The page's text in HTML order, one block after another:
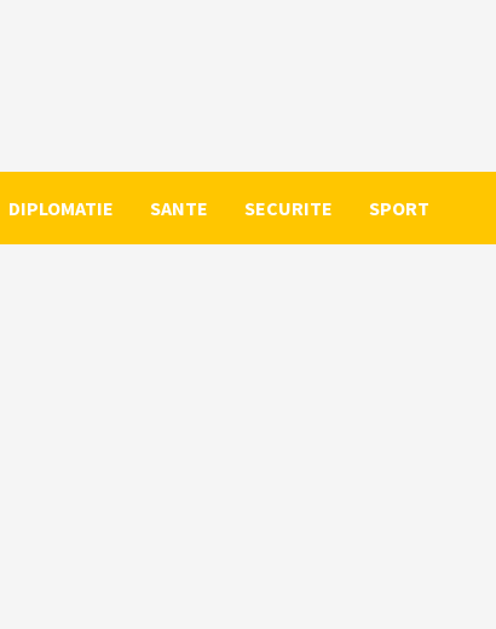
DIPLOMATIE SANTE SECURITE SPORT